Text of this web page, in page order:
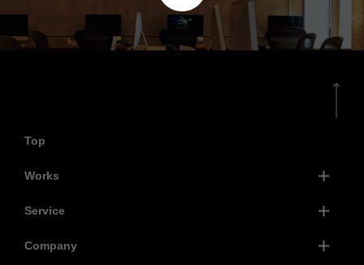
Top
Works
Service
Company